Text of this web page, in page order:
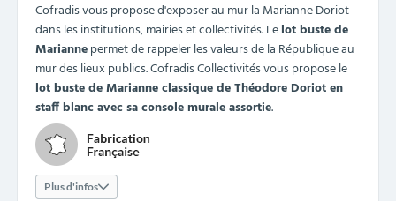
Cofradis vous propose d'exposer au mur la Marianne Doriot
dans les institutions, mairies et collectivités. Lelot buste de
Mariannepermet de rappeler les valeurs de la République au
mur des lieux publics. Cofradis Collectivités vous propose le
lot buste de Marianne classique de Théodore Doriot en
staff blanc avec sa console murale assortie.
Plus d'infos